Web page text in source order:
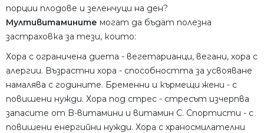
порции плодове и зеленчуци на ден?
Мултивитамините могат да бъдат полезна
застраховка за тези, които:
Хора с ограничена диета - вегетарианци, вегани, хора с
алергии. Възрастни хора - способността за усвояване
намалява с годините. Бременни и кърмещи жени - с
повишени нужди. Хора под стрес - стресът изчерпва
запасите от B-витамини и витамин C. Спортисти - с
повишени енергийни нужди. Хора с храносмилателни